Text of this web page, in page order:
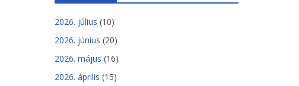
2026. július (10)
2026. június (20)
2026. május (16)
2026. április (15)